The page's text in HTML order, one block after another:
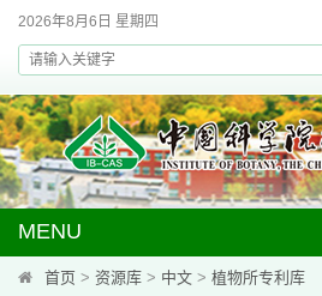
2026年8月6日 星期四
MENU
首页 > 资源库 > 中文 > 植物所专利库